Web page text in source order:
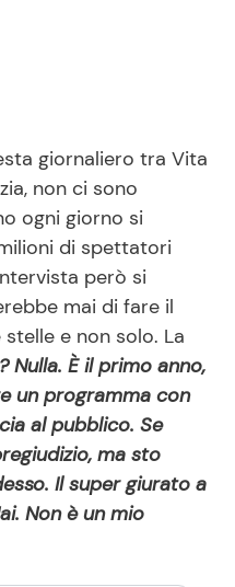
giornaliero tra Vita
non ci sono
ogni giorno si
di spettatori
però si
mai di fare il
e non solo. La
Nulla. È il primo anno,
un programma con
al pubblico. Se
ma sto
Il super giurato a
Non è un mio